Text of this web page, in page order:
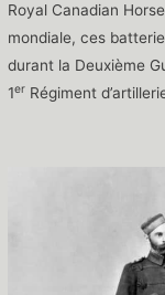
Royal Canadian
mondiale, ces
durant la Deuxième
1er Régiment